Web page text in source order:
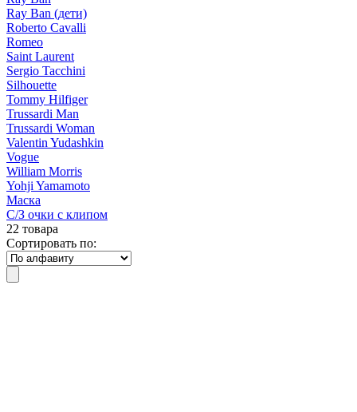
Ray Ban (дети)
Roberto Cavalli
Romeo
Saint Laurent
Sergio Tacchini
Silhouette
Tommy Hilfiger
Trussardi Man
Trussardi Woman
Valentin Yudashkin
Vogue
William Morris
Yohji Yamamoto
Маска
С/З очки с клипом
22 товара
Сортировать по: